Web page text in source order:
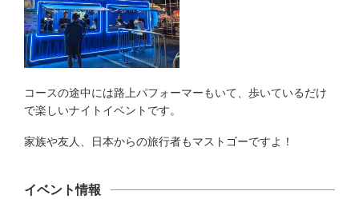
コースの途中には路上パフォーマーもいて、歩いているだけ
で楽しいナイトイベントです。
家族や友人、日本からの旅行者もマストゴーですよ！
イベント情報